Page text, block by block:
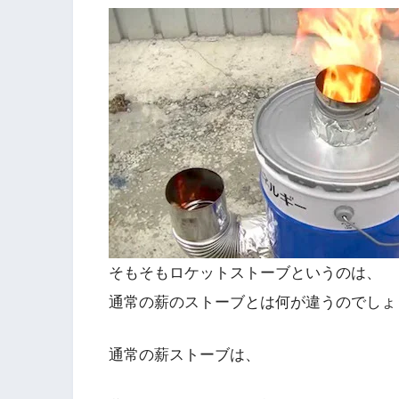
そもそもロケットストーブというのは、
通常の薪のストーブとは何が違うのでし
通常の薪ストーブは、